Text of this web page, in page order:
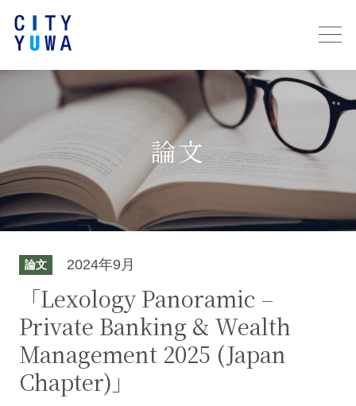
論文
論文 2024年9月
「Lexology Panoramic –
Private Banking & Wealth
Management 2025 (Japan
Chapter)」